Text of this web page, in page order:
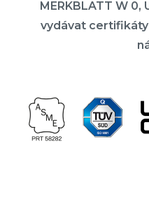
MERKBLATT W 0,
vydávat